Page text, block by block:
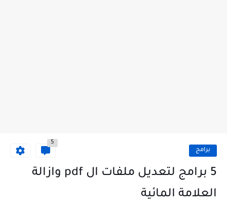
برامج
5
5 برامج لتعديل ملفات ال pdf وازالة
العلامة المائية